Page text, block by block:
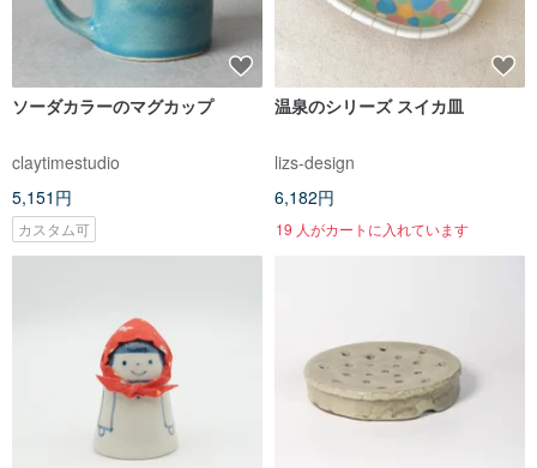
ソーダカラーのマグカップ
claytimestudio
5,151円
カスタム可
温泉のシリーズ スイカ皿
lizs-design
6,182円
19 人がカートに入れています